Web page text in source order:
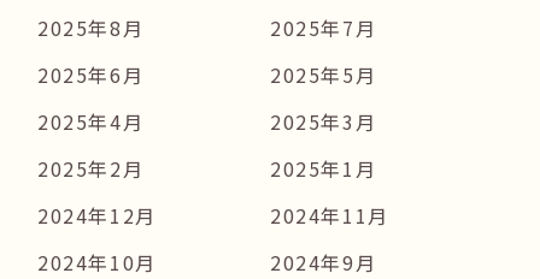
2025年8月
2025年7月
2025年6月
2025年5月
2025年4月
2025年3月
2025年2月
2025年1月
2024年12月
2024年11月
2024年10月
2024年9月